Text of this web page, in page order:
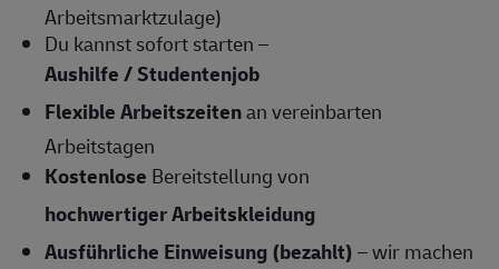
Arbeitsmarktzulage)
Du kannst sofort starten –
Aushilfe / Studentenjob
Flexible Arbeitszeitenan vereinbarten
Arbeitstagen
Kostenlose Bereitstellung von
hochwertiger Arbeitskleidung
Ausführliche Einweisung (bezahlt)– wir machen